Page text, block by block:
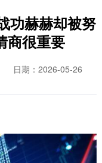
功赫赫却被努
商很重要
日期：2026-05-26